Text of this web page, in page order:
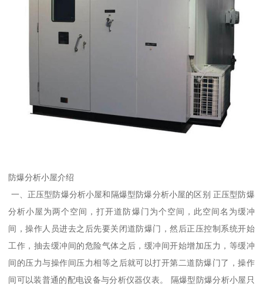
防爆分析小屋介绍
一、正压型防爆分析小屋和隔爆型防爆分析小屋的区别 正压型防爆
分析小屋为两个空间，打开道防爆门为个空间，此空间名为缓冲
间，操作人员进去之后先要关闭道防爆门，然后正压控制系统开始
工作，抽去缓冲间的危险气体之后，缓冲间开始增加压力，等缓冲
间的压力与操作间压力相等之后就可以打开第二道防爆门了，操作
间可以装普通的配电设备与分析仪器仪表。 隔爆型防爆分析小屋只